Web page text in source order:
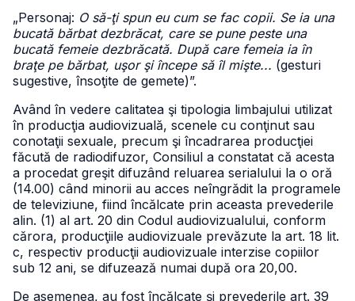
„Personaj: O să-ţi spun eu cum se fac copii. Se ia una
bucată bărbat dezbrăcat, care se pune peste una
bucată femeie dezbrăcată. După care femeia ia în
braţe pe bărbat, uşor şi începe să îl mişte... (gesturi
sugestive, însoţite de gemete)”.
Având în vedere calitatea şi tipologia limbajului utilizat
în producţia audiovizuală, scenele cu conţinut sau
conotaţii sexuale, precum şi încadrarea producţiei
făcută de radiodifuzor, Consiliul a constatat că acesta
a procedat greşit difuzând reluarea serialului la o oră
(14.00) când minorii au acces neîngrădit la programele
de televiziune, fiind încălcate prin aceasta prevederile
alin. (1) al art. 20 din Codul audiovizualului, conform
cărora, producţiile audiovizuale prevăzute la art. 18 lit.
c, respectiv producţii audiovizuale interzise copiilor
sub 12 ani, se difuzează numai după ora 20,00.
De asemenea, au fost încălcate şi prevederile art. 39